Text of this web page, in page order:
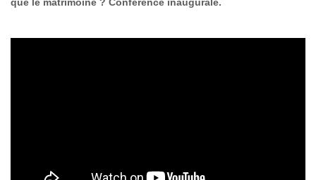
que le matrimoine ? Conférence inaugurale.